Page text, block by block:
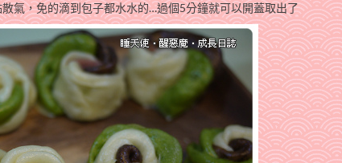
氣，免的滴到包子都水水的…過個5分鐘就可以開蓋取出了